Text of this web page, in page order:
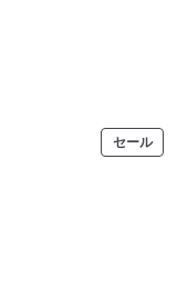
セール販
売